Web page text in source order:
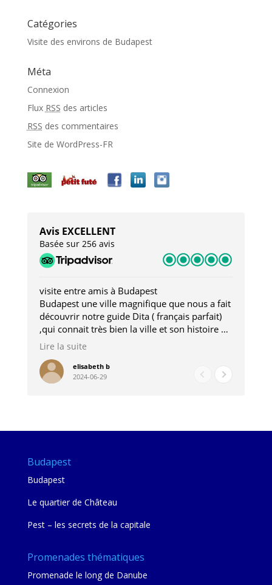
Catégories
Visite des environs de Budapest
Méta
Connexion
Flux RSS des articles
RSS des commentaires
Site de WordPress-FR
Avis EXCELLENT
Basée sur 256 avis
visite entre amis à Budapest
Budapest une ville magnifique que nous a fait
découvrir notre guide Dita ( français parfait)
,qui connait très bien la ville et son histoire et
qui nous a permis d'accéder à des lieux
pour les restaurants . A la fin de notre séjour
nous étions plus avec une amie qu' une guide
Lire la suite
elisabeth b
2024-06-29
Budapest
Budapest
Le quartier de Château
Pest – les secrets de la capitale
Promenades thématiques
Promenade le long de Danube